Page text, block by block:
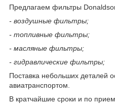
Предлагаем фильтры
- воздушные фильтры;
- топливные фильтры;
- масляные фильтры;
- гидравлические фильтры;
Поставка небольших деталей
авиатранспортом.
В кратчайшие сроки и по